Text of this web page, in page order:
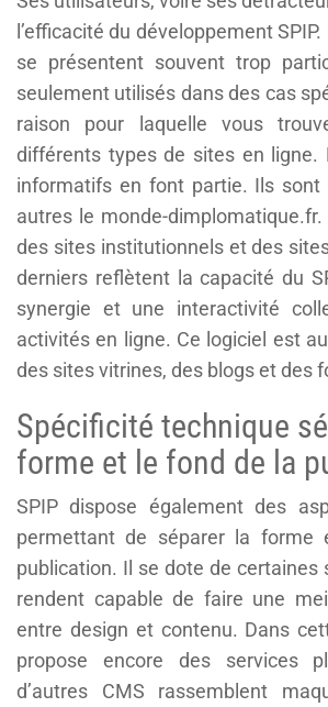
l’efficacité du développement
se présentent souvent trop
seulement utilisés dans des cas
raison pour laquelle vous
différents types de sites en ligne.
informatifs en font partie. Ils sont
autres le monde-
des sites institutionnels et des
derniers reflètent la capacité du
synergie et une interactivité
activités en ligne. Ce logiciel est
des sites vitrines, des blogs et des
Spécificité technique
forme et le fond de la
SPIP dispose également des
permettant de séparer la
publication. Il se dote de certaines
rendent capable de faire une
entre design et contenu. Dans
propose encore des services
d’autres CMS rassemblent